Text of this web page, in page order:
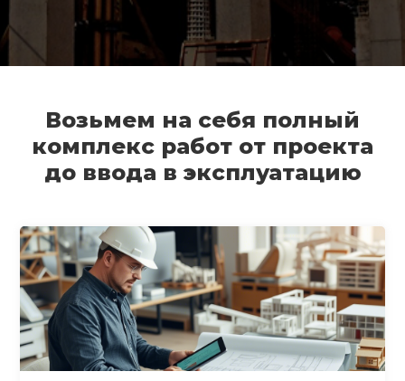
Возьмем на себя полный
комплекс работ от проекта
до ввода в эксплуатацию